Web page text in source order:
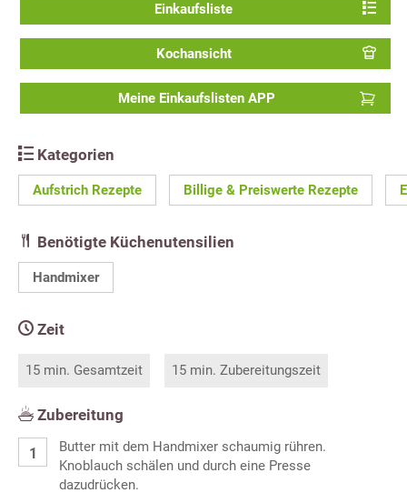
Einkaufsliste
Kochansicht
Meine Einkaufslisten APP
Kategorien
Aufstrich Rezepte Billige & Preiswerte Rezepte
Benötigte Küchenutensilien
Handmixer
Zeit
15 min. Gesamtzeit 15 min. Zubereitungszeit
Zubereitung
Butter mit dem Handmixer schaumig rühren.
Knoblauch schälen und durch eine Presse
dazudrücken.